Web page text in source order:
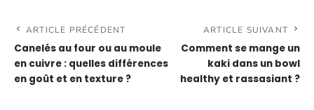
ARTICLE PRÉCÉDENT
Canelés au four ou au moule
en cuivre : quelles différences
en goût et en texture ?
ARTICLE SUIVANT
Comment se mange un
kaki dans un bowl
healthy et rassasiant ?